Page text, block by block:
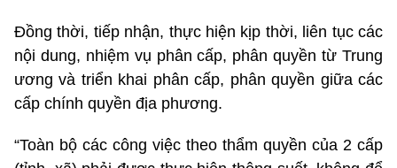
Đồng thời, tiếp nhận, thực hiện kịp thời, liên tục các
nội dung, nhiệm vụ phân cấp, phân quyền từ Trung
ương và triển khai phân cấp, phân quyền giữa các
cấp chính quyền địa phương.
“Toàn bộ các công việc theo thẩm quyền của 2 cấp